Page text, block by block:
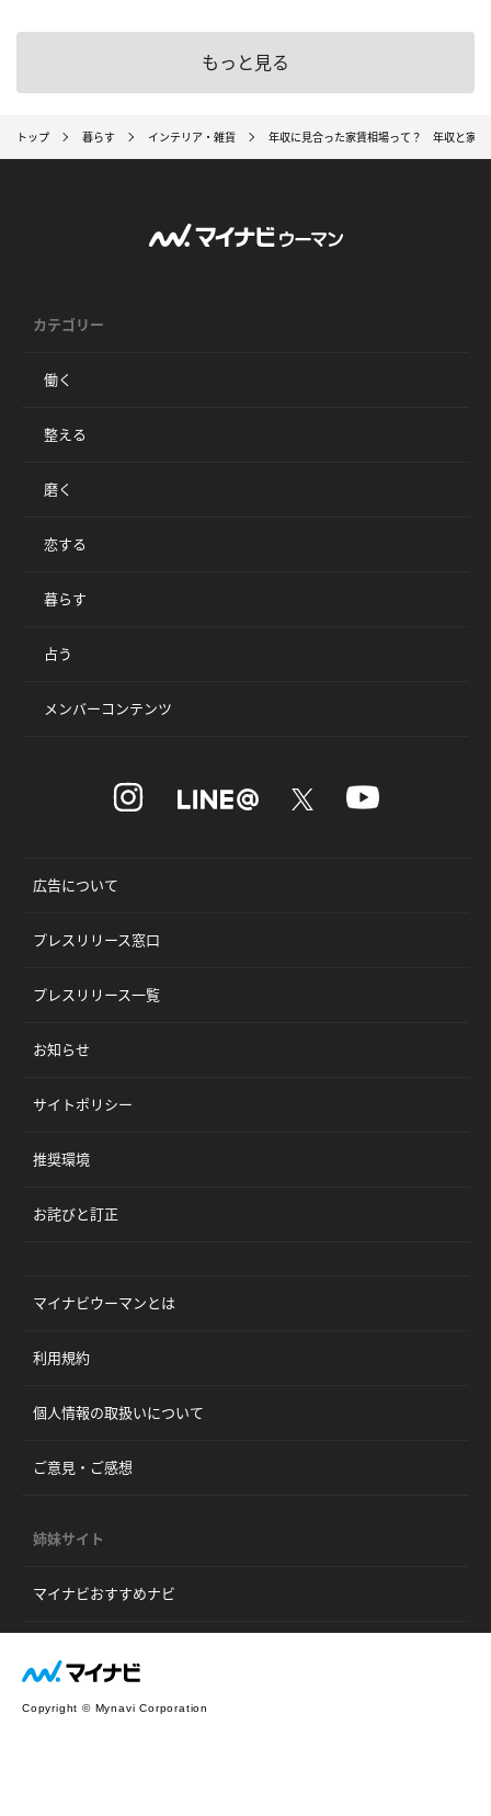
もっと見る
トップ 暮らす インテリア・雑貨 年収に見合った家賃相場って？ 年収と家賃
カテゴリー
働く
整える
磨く
恋する
暮らす
占う
メンバーコンテンツ
広告について
プレスリリース窓口
プレスリリース一覧
お知らせ
サイトポリシー
推奨環境
お詫びと訂正
マイナビウーマンとは
利用規約
個人情報の取扱いについて
ご意見・ご感想
姉妹サイト
マイナビおすすめナビ
Copyright © Mynavi Corporation